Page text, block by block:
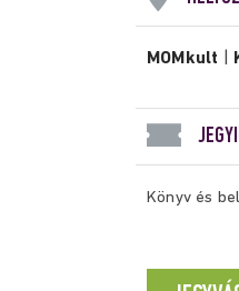
MOMkult
Könyv és